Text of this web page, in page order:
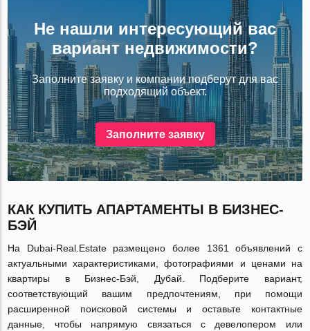
Не нашли интересующий вас
вариант недвижимости?
Заполните заявку и компании подберут для вас
подходящий объект.
Заполните заявку
КАК КУПИТЬ АПАРТАМЕНТЫ В БИЗНЕС-
БЭЙ
На Dubai-Real.Estate размещено более 1361 объявлений с
актуальными характеристиками, фотографиями и ценами на
квартиры в Бизнес-Бэй, Дубай. Подберите вариант,
соответствующий вашим предпочтениям, при помощи
расширенной поисковой системы и оставьте контактные
данные, чтобы напрямую связаться с девелопером или